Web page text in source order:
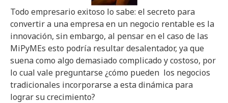
Todo empresario exitoso lo sabe: el secreto para
convertir a una empresa en un negocio rentable es la
innovación, sin embargo, al pensar en el caso de las
MiPyMEs esto podría resultar desalentador, ya que
suena como algo demasiado complicado y costoso, por
lo cual vale preguntarse ¿cómo pueden los negocios
tradicionales incorporarse a esta dinámica para
lograr su crecimiento?